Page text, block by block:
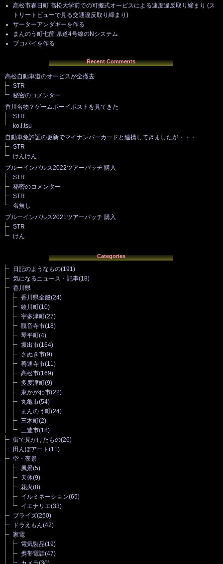
高松市春日町 高松大学前での可搬式オービスによる速度違反取り締まり (ス
トリートビューで見る交通違反取り締まり)
サーターアンダギーを作る
まんのう町七箇 県道4号線のNシステム
ブコパイを作る
Recent Comments
高松自動車道のオービスが全撤去
STR
秘密のコメンター
香川名物？ゲームボーイポストを見てきた
STR
ko.i.tsu
自動車免許証の更新でマイナンバーカードと連携してきましたが・・・
STR
けんけん
ブルーインパルス2022ツアーパッチ 購入
STR
秘密のコメンター
STR
名無し
ブルーインパルス2021ツアーパッチ 購入
STR
けん
Categories
日記のようなもの(191)
気になるニュース・記事(18)
香川県
香川県全般(24)
綾川町(10)
宇多津町(27)
観音寺市(18)
琴平町(4)
坂出市(164)
さぬき市(9)
善通寺市(11)
高松市(169)
多度津町(9)
東かがわ市(22)
丸亀市(54)
まんのう町(24)
三木町(2)
三豊市(18)
街で見かけたもの(26)
田んぼアート (11)
空・夜景
風景(5)
天体(9)
花火(8)
イルミネーション(65)
イエナリエ(33)
プライズ(250)
ドラえもん(42)
家電
電気製品(19)
携帯電話(47)